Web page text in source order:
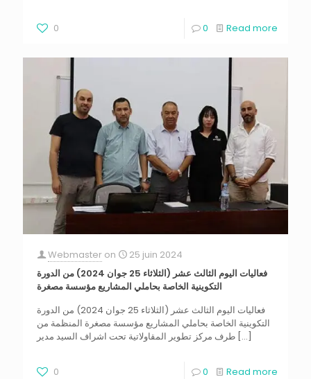
0 0 Read more
Webmaster on
25 juin 2024
فعاليات اليوم الثالث عشر (الثلاثاء 25 جوان 2024) من الدورة
التكوينية الخاصة بحاملي المشاريع مؤسسة مصغرة
فعاليات اليوم الثالث عشر (الثلاثاء 25 جوان 2024) من الدورة
التكوينية الخاصة بحاملي المشاريع مؤسسة مصغرة المنظمة من
طرف مركز تطوير المقاولاتية تحت اشراف السيد مدير […]
0 0 Read more